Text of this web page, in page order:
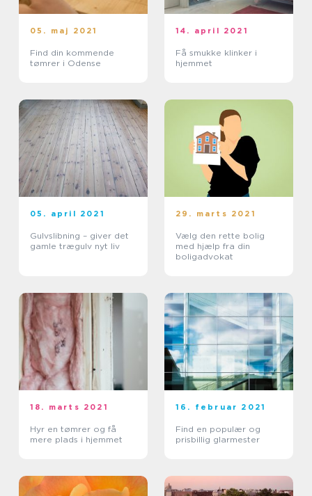
05. maj 2021
Find din kommende
tømrer i Odense
14. april 2021
Få smukke klinker i
hjemmet
05. april 2021
Gulvslibning – giver det
gamle trægulv nyt liv
29. marts 2021
Vælg den rette bolig
med hjælp fra din
boligadvokat
18. marts 2021
Hyr en tømrer og få
mere plads i hjemmet
16. februar 2021
Find en populær og
prisbillig glarmester